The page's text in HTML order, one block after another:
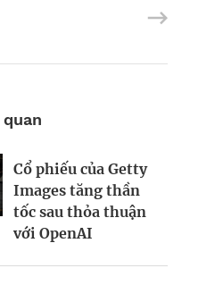
Cổ phiếu của Getty
Images tăng thần
tốc sau thỏa thuận
với OpenAI
Động lực và những
“điểm nghẽn” trên
hành trình kiến
thiết đô thị xanh
World Bank: Việt
Nam cần điều chỉnh
mô hình tăng
trưởng